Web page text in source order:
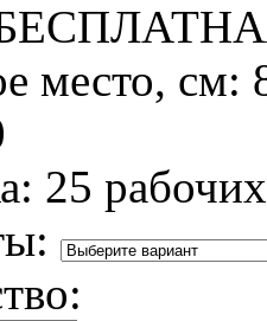
место, см:
25